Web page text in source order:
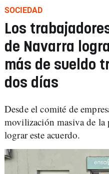
SOCIEDAD
Los
de Navarra
más de sueldo
dos días
Desde el comité de
movilización masiva de la
lograr este acuerdo.